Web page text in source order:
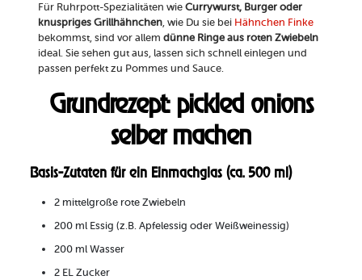
Für Ruhrpott-Spezialitäten wie Currywurst, Burger oder
knuspriges Grillhähnchen, wie Du sie bei Hähnchen Finke
bekommst, sind vor allem dünne Ringe aus roten Zwiebeln
ideal. Sie sehen gut aus, lassen sich schnell einlegen und
passen perfekt zu Pommes und Sauce.
Grundrezept: pickled onions
selber machen
Basis-Zutaten für ein Einmachglas (ca. 500 ml)
2 mittelgroße rote Zwiebeln
200 ml Essig (z.B. Apfelessig oder Weißweinessig)
200 ml Wasser
2 EL Zucker